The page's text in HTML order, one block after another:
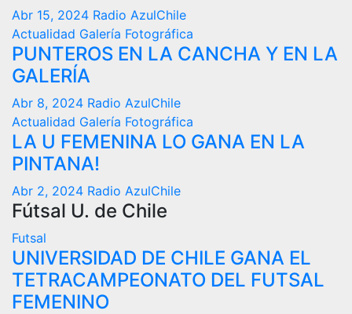
Abr 15, 2024 Radio AzulChile
Actualidad Galería Fotográfica
PUNTEROS EN LA CANCHA Y EN LA
GALERÍA
Abr 8, 2024 Radio AzulChile
Actualidad Galería Fotográfica
LA U FEMENINA LO GANA EN LA
PINTANA!
Abr 2, 2024 Radio AzulChile
Fútsal U. de Chile
Futsal
UNIVERSIDAD DE CHILE GANA EL
TETRACAMPEONATO DEL FUTSAL
FEMENINO